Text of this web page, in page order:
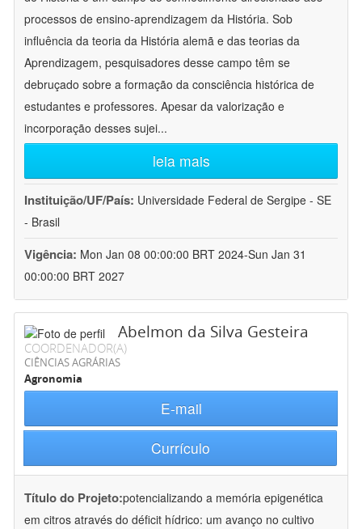
processos de ensino-aprendizagem da História. Sob
influência da teoria da História alemã e das teorias da
Aprendizagem, pesquisadores desse campo têm se
debruçado sobre a formação da consciência histórica de
estudantes e professores. Apesar da valorização e
incorporação desses sujei...
leia mais
Instituição/UF/País: Universidade Federal de Sergipe - SE
- Brasil
Vigência: Mon Jan 08 00:00:00 BRT 2024-Sun Jan 31
00:00:00 BRT 2027
Abelmon da Silva Gesteira
COORDENADOR(A)
CIÊNCIAS AGRÁRIAS
Agronomia
E-mail
Currículo
Título do Projeto:potencializando a memória epigenética
em citros através do déficit hídrico: um avanço no cultivo